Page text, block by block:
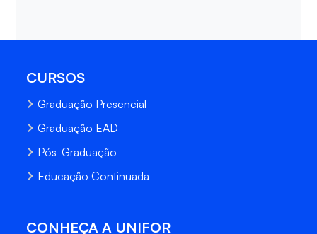
CURSOS
Graduação Presencial
Graduação EAD
Pós-Graduação
Educação Continuada
CONHEÇA A UNIFOR